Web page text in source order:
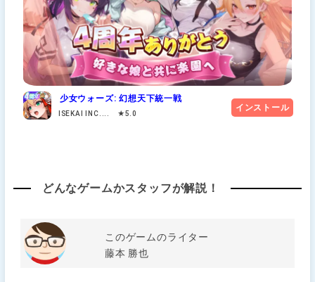
少女ウォーズ: 幻想天下統一戦
ISEKAI INC.... ★5.0
インストール
どんなゲームかスタッフが解説！
このゲームのライター
藤本 勝也